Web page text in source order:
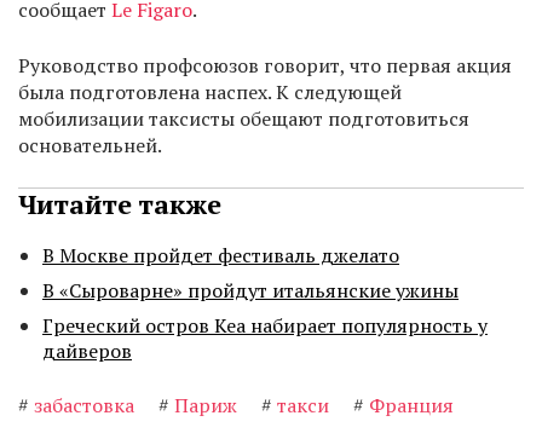
сообщает Le Figaro.
Руководство профсоюзов говорит, что первая акция
была подготовлена наспех. К следующей
мобилизации таксисты обещают подготовиться
основательней.
Читайте также
В Москве пройдет фестиваль джелато
В «Сыроварне» пройдут итальянские ужины
Греческий остров Кеа набирает популярность у
дайверов
# забастовка # Париж # такси # Франция